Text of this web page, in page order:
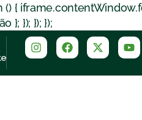
{
}; }); }); });